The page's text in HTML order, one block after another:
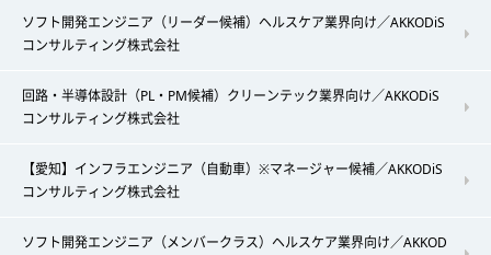
ソフト開発エンジニア（リーダー候補）ヘルスケア業界向け／AKKODiS
コンサルティング株式会社
回路・半導体設計（PL・PM候補）クリーンテック業界向け／AKKODiS
コンサルティング株式会社
【愛知】インフラエンジニア（自動車）※マネージャー候補／AKKODiS
コンサルティング株式会社
ソフト開発エンジニア（メンバークラス）ヘルスケア業界向け／AKKOD